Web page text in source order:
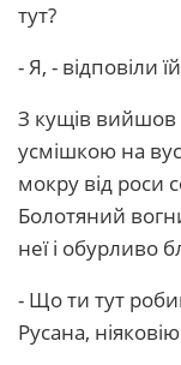
тут?
- Я, - відповіли
З кущів
усмішкою на
мокру від роси
Болотяний
неї і обурливо
- Що ти тут
Русана,